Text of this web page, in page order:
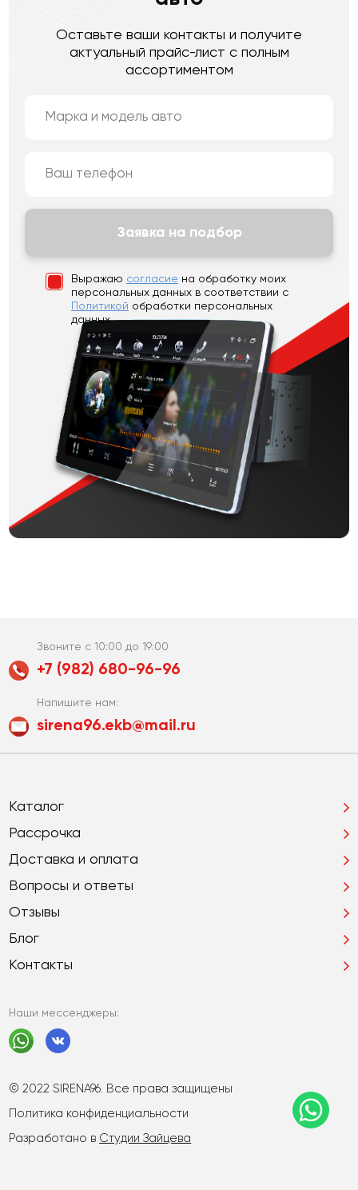
Оставьте ваши контакты и получите
актуальный прайс-лист с полным
ассортиментом
Выражаю согласие на обработку моих
персональных данных в соответствии с
Политикой обработки персональных
данных
Заявка на подбор
Звоните с 10:00 до 19:00
+7 (982) 680-96-96
Напишите нам:
sirena96.ekb@mail.ru
© 2022 SIRENA96. Все права защищены
Политика конфиденциальности
Разработано в Студии Зайцева
Каталог
Рассрочка
Доставка и оплата
Вопросы и ответы
Отзывы
Блог
Контакты
Наши мессенджеры: